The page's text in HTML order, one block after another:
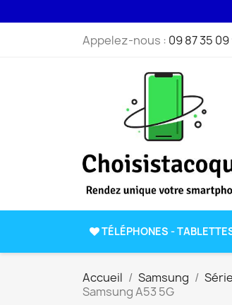
Appelez-nous : 09 87 35
TÉLÉPHONES -
Accueil Samsung
Samsung A53 5G